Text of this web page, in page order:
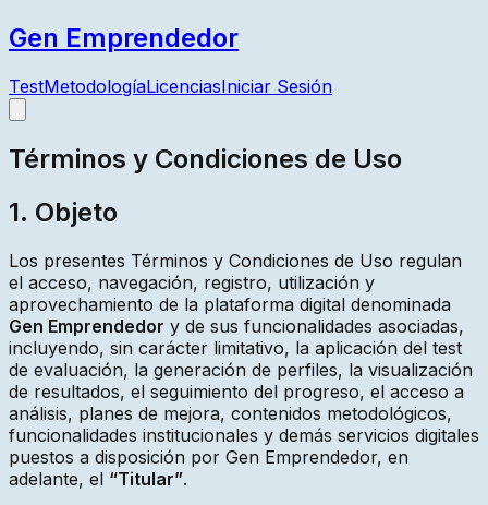
Gen Emprendedor
TestMetodologíaLicenciasIniciar Sesión
Términos y Condiciones de Uso
1. Objeto
Los presentes Términos y Condiciones de Uso regulan
el acceso, navegación, registro, utilización y
aprovechamiento de la plataforma digital denominada
Gen Emprendedor y de sus funcionalidades asociadas,
incluyendo, sin carácter limitativo, la aplicación del test
de evaluación, la generación de perfiles, la visualización
de resultados, el seguimiento del progreso, el acceso a
análisis, planes de mejora, contenidos metodológicos,
funcionalidades institucionales y demás servicios digitales
puestos a disposición por Gen Emprendedor, en
adelante, el “Titular”.